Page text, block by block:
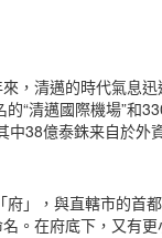
，清邁的時代氣息
“清邁國際機場”和
中38億泰銖来自於外
」，與直轄市的
。在府底下，又有